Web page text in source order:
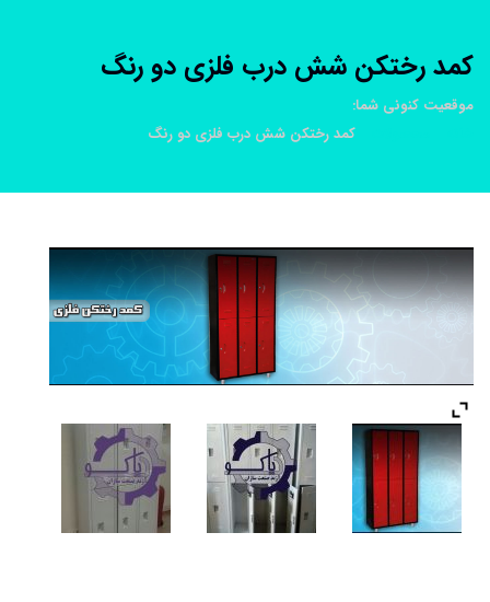
کمد رختکن شش درب فلزی دو رنگ
موقعیت کنونی شما:
کمد رختکن شش درب فلزی دو رنگ